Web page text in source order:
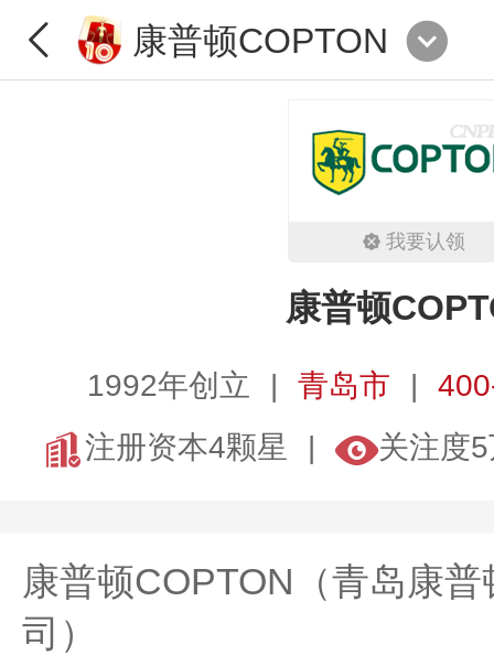
康普顿COPTON
我要认领
康普顿
1992年创立 青岛市
注册资本4颗星
关注度
康普顿COPTON（青岛康
司）